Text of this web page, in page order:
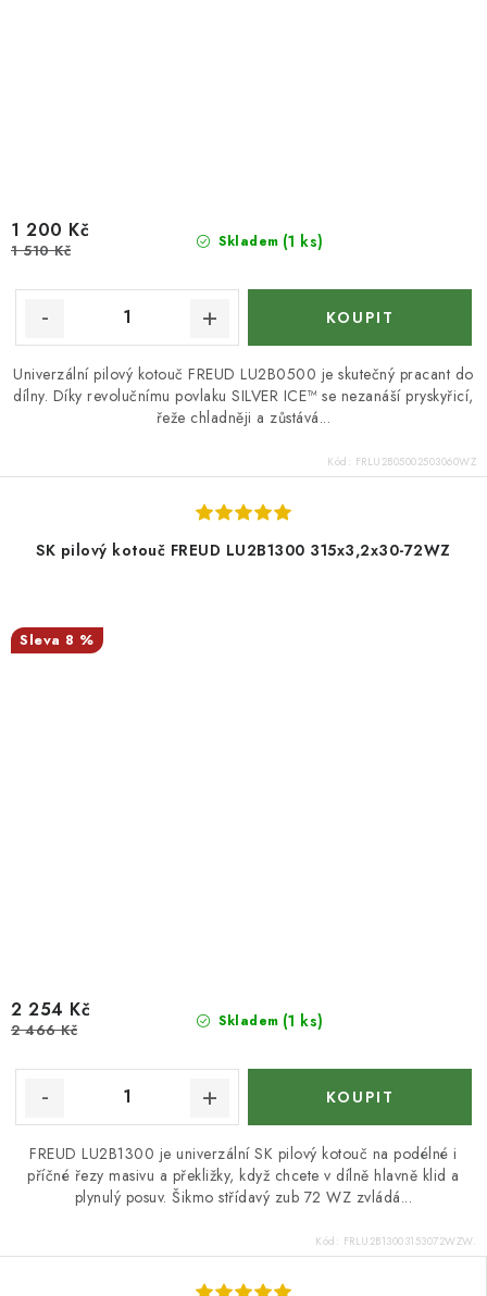
Skladem (1 ks)
1 200 Kč
1 510 Kč
Univerzální pilový kotouč FREUD LU2B0500 je skutečný pracant do
dílny. Díky revolučnímu povlaku SILVER ICE™ se nezanáší pryskyřicí,
řeže chladněji a zůstává...
Kód: FRLU2B05002503060WZ
SK pilový kotouč FREUD LU2B1300 315x3,2x30-72WZ
8 %
Skladem (1 ks)
2 254 Kč
2 466 Kč
FREUD LU2B1300 je univerzální SK pilový kotouč na podélné i
příčné řezy masivu a překližky, když chcete v dílně hlavně klid a
plynulý posuv. Šikmo střídavý zub 72 WZ zvládá...
Kód: FRLU2B13003153072WZW.